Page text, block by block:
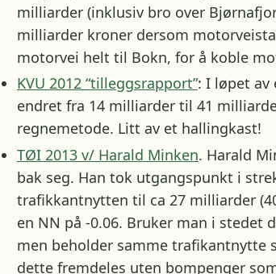
milliarder (inklusiv bro over
milliarder kroner dersom
motorvei helt til Bokn, for å koble
KVU 2012 “tilleggsrapport”: I løpet av
endret fra 14 milliarder til 41
regnemetode. Litt av et hallingkast!
TØI 2013 v/ Harald Minken. Harald
bak seg. Han tok utgangspunkt i
trafikkantnytten til ca 27 milliarder
en NN på -0.06. Bruker man i stedet
men beholder samme trafikantnytte
dette fremdeles uten bompenger